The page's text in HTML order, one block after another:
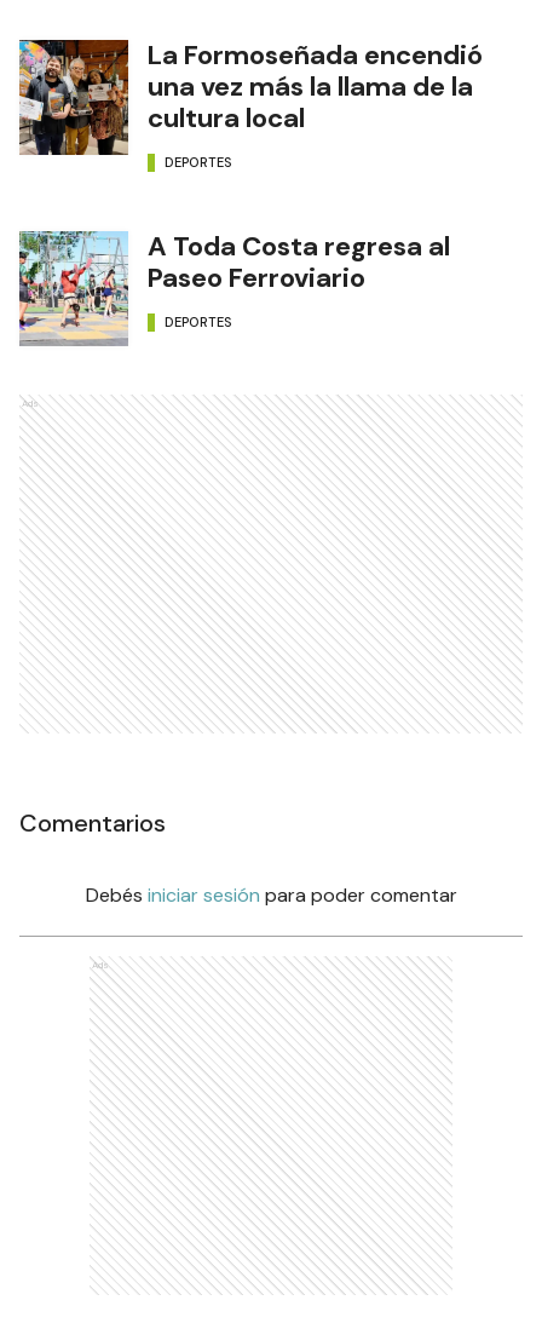
La Formoseñada encendió
una vez más la llama de la
cultura local
DEPORTES
A Toda Costa regresa al
Paseo Ferroviario
DEPORTES
Ads
Comentarios
Debés iniciar sesión para poder comentar
Ads